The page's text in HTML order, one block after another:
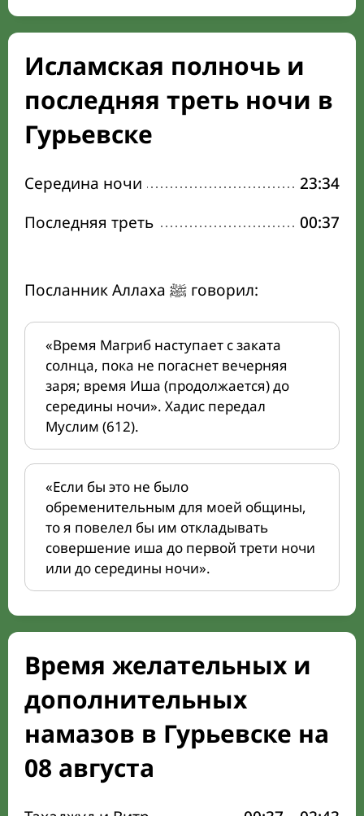
Исламская полночь и
последняя треть ночи в
Гурьевске
Середина ночи
23:34
Последняя треть
00:37
Посланник Аллаха ﷺ говорил:
«Время Магриб наступает с заката
солнца, пока не погаснет вечерняя
заря; время Иша (продолжается) до
середины ночи». Хадис передал
Муслим (612).
«Если бы это не было
обременительным для моей общины,
то я повелел бы им откладывать
совершение иша до первой трети ночи
или до середины ночи».
Время желательных и
дополнительных
намазов в Гурьевске на
08 августа